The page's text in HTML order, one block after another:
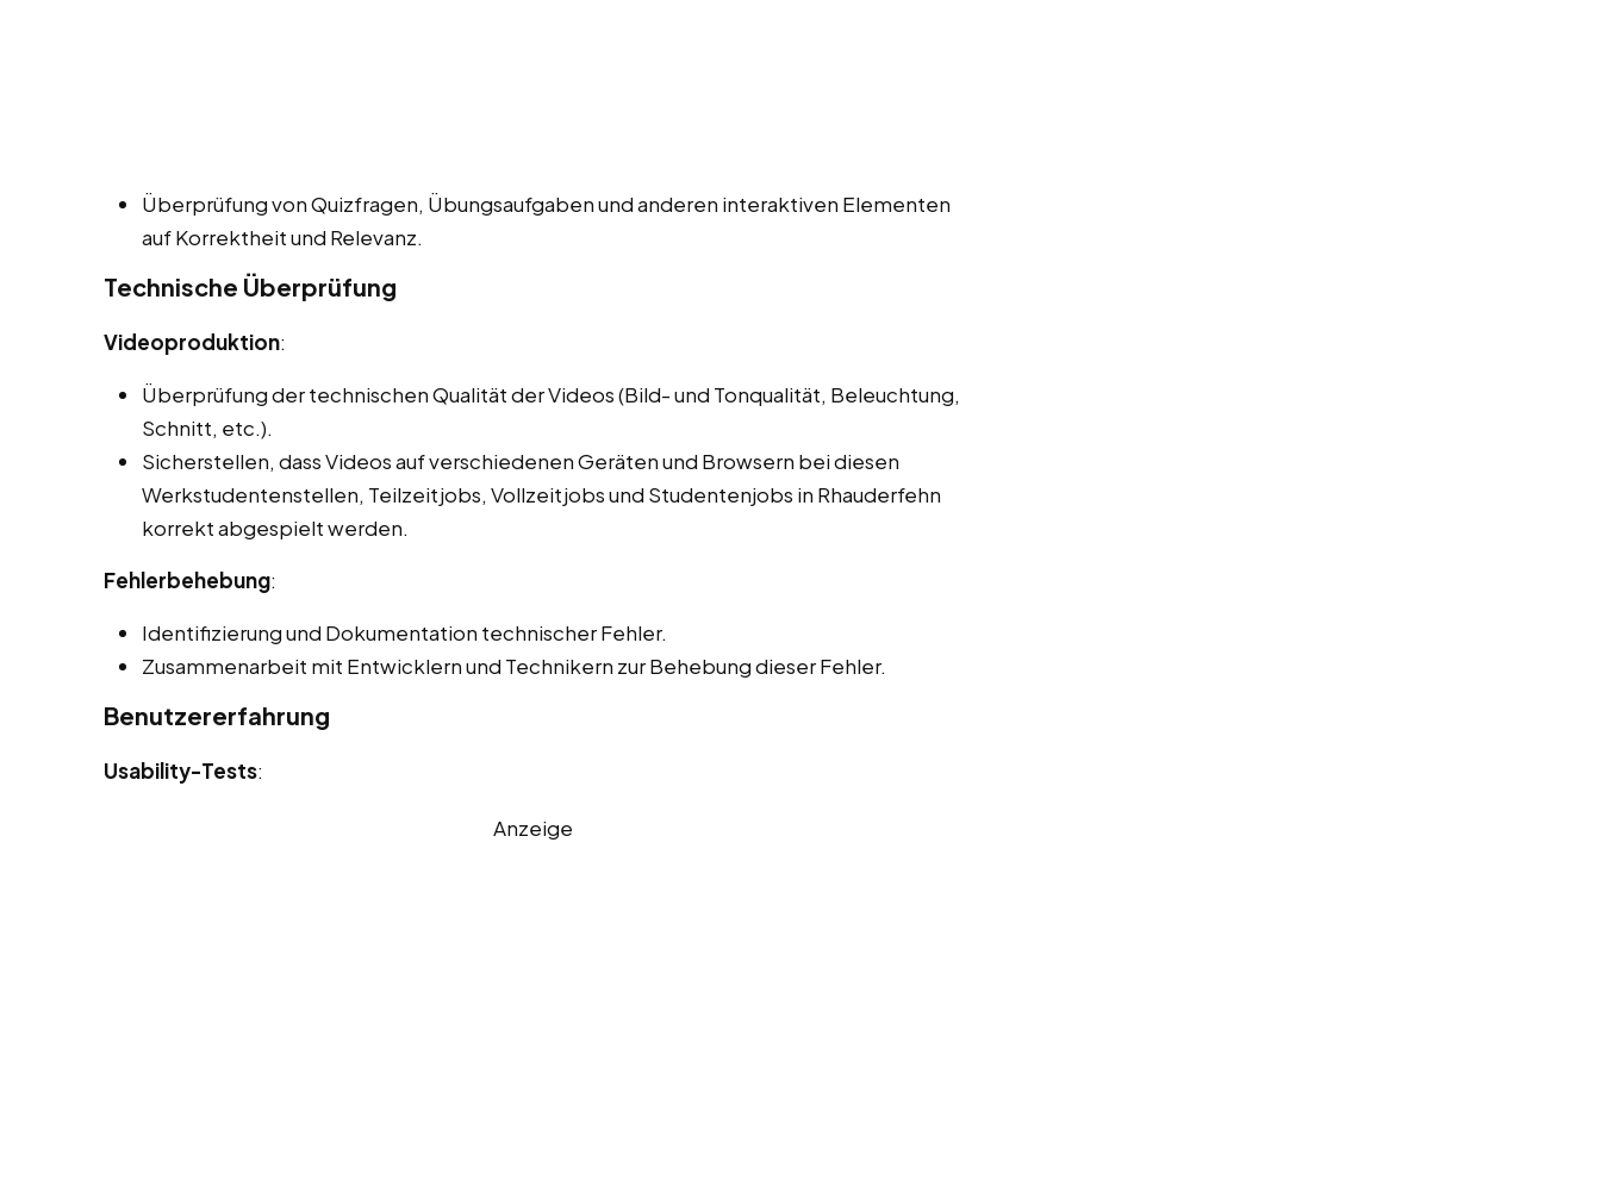
Überprüfung von Quizfragen, Übungsaufgaben und anderen interaktiven Elementen
auf Korrektheit und Relevanz.
Technische Überprüfung
Videoproduktion:
Überprüfung der technischen Qualität der Videos (Bild- und Tonqualität, Beleuchtung,
Schnitt, etc.).
Sicherstellen, dass Videos auf verschiedenen Geräten und Browsern bei diesen
Werkstudentenstellen, Teilzeitjobs, Vollzeitjobs und Studentenjobs in Rhauderfehn
korrekt abgespielt werden.
Fehlerbehebung:
Identifizierung und Dokumentation technischer Fehler.
Zusammenarbeit mit Entwicklern und Technikern zur Behebung dieser Fehler.
Benutzererfahrung
Usability-Tests:
Anzeige